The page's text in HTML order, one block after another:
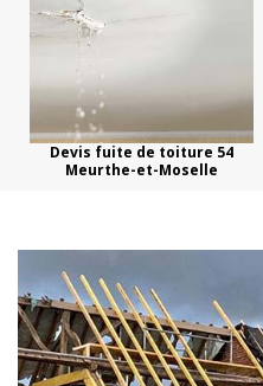
Devis fuite de toiture 54
Meurthe-et-Moselle